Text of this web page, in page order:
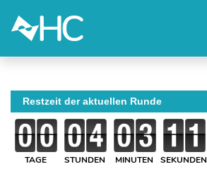
Restzeit der aktuellen Runde
TAGE STUNDEN MINUTEN SEKUNDEN